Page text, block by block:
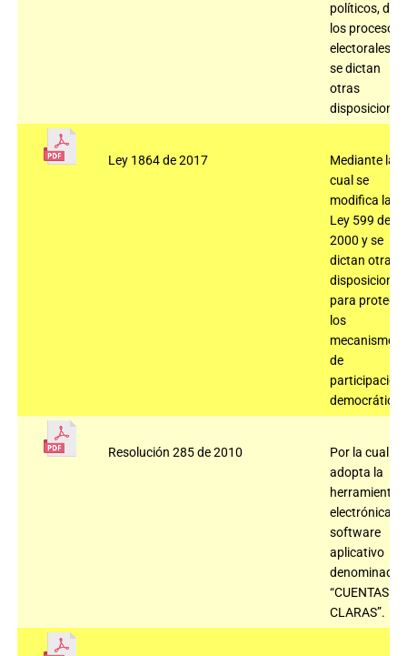
políticos, de
los procesos
electorales y
se dictan
otras
Ley 1864 de 2017
Mediante la
cual se
modifica la
Ley 599 de
2000 y se
dictan otras
disposiciones
para proteger
los
mecanismos
de
participación
democrática
Resolución 285 de 2010
Por la cual se
adopta la
herramienta
electrónica,
software
aplicativo
denominado
“CUENTAS
CLARAS”.